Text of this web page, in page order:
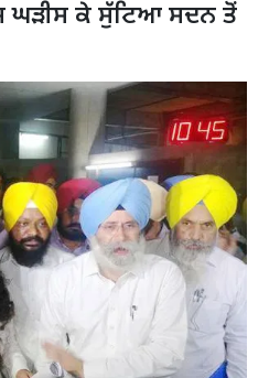
ਘੜੀਸ ਕੇ ਸੁੱਟਿਆ ਸਦਨ ਤੋਂ